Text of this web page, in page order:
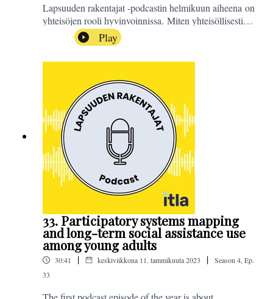
Lapsuuden rakentajat -podcastin helmikuun aiheena on
yhteisöjen rooli hyvinvoinnissa. Miten yhteisöllisesti
voidaan vastata tämän päivän hyvinvointia haastaviin
tekijöihin? Aiheesta keskustelevat Itlan kehitysjohtaja,
tutkimusprofessori Tiina Ristikari sekä
yliopistosta. Podcastin on toimittanut Sanna
Ra.#LapsuudenRakentajat
Play
33. Participatory systems mapping
and long-term social assistance use
among young adults
30:41 | keskiviikkona 11. tammikuuta 2023 | Season 4 Ep.
33